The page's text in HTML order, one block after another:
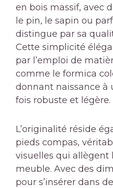
en bois massif, avec
le pin, le sapin ou
distingue par sa
Cette simplicité
par l’emploi de
comme le formica
donnant naissance à
fois robuste et légère.
L’originalité réside
pieds compas,
visuelles qui allègent
meuble. Avec des
pour s’insérer dans